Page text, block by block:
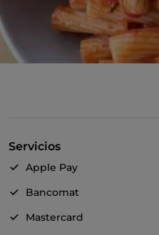
Servicios
Apple Pay
Bancomat
Mastercard